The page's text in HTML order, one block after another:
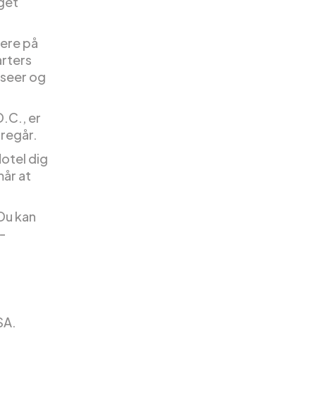
på
og
er
dig
at
kan